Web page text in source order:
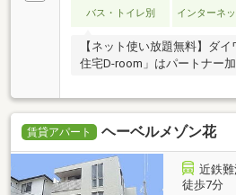
バス・トイレ別 インターネ
【ネット使い放題無料】ダ
住宅D-room」はパートナー
賃貸アパート ヘーベルメゾン花
近鉄
徒歩7分